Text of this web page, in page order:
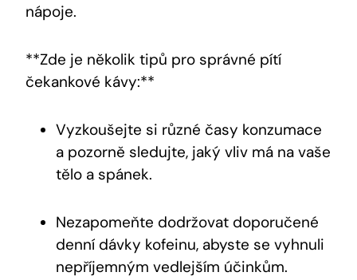
nápoje.
**Zde je několik tipů pro správné pítí
čekankové kávy:**
Vyzkoušejte si různé časy konzumace
a pozorně sledujte, jaký vliv má na vaše
tělo a spánek.
Nezapomeňte dodržovat doporučené
denní dávky kofeinu, abyste se vyhnuli
nepříjemným vedlejším účinkům.